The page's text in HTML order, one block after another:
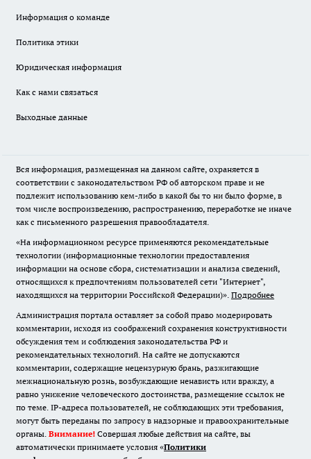
Информация о команде
Политика этики
Юридическая информация
Как с нами связаться
Выходные данные
Вся информация, размещенная на данном сайте, охраняется в
соответствии с законодательством РФ об авторском праве и не
подлежит использованию кем-либо в какой бы то ни было форме, в
том числе воспроизведению, распространению, переработке не иначе
как с письменного разрешения правообладателя.
«На информационном ресурсе применяются рекомендательные
технологии (информационные технологии предоставления
информации на основе сбора, систематизации и анализа сведений,
относящихся к предпочтениям пользователей сети "Интернет",
находящихся на территории Российской Федерации)». Подробнее
Администрация портала оставляет за собой право модерировать
комментарии, исходя из соображений сохранения конструктивности
обсуждения тем и соблюдения законодательства РФ и
рекомендательных технологий. На сайте не допускаются
комментарии, содержащие нецензурную брань, разжигающие
межнациональную рознь, возбуждающие ненависть или вражду, а
равно унижение человеческого достоинства, размещение ссылок не
по теме. IP-адреса пользователей, не соблюдающих эти требования,
могут быть переданы по запросу в надзорные и правоохранительные
органы. Внимание! Совершая любые действия на сайте, вы
автоматически принимаете условия «Политики